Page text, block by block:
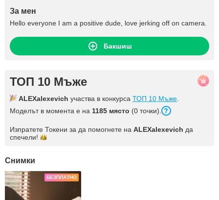
За мен
Hello everyone I am a positive dude, love jerking off on camera.
Бакшиш
ТОП 10 Мъже
ALEXalexevich участва в конкурса ТОП 10 Мъже
Моделът в момента е на 1185 място (0 точки).
Изпратете Токени за да помогнете на ALEXalexevich да
спечели!
Снимки
БЕЗПЛАТНО